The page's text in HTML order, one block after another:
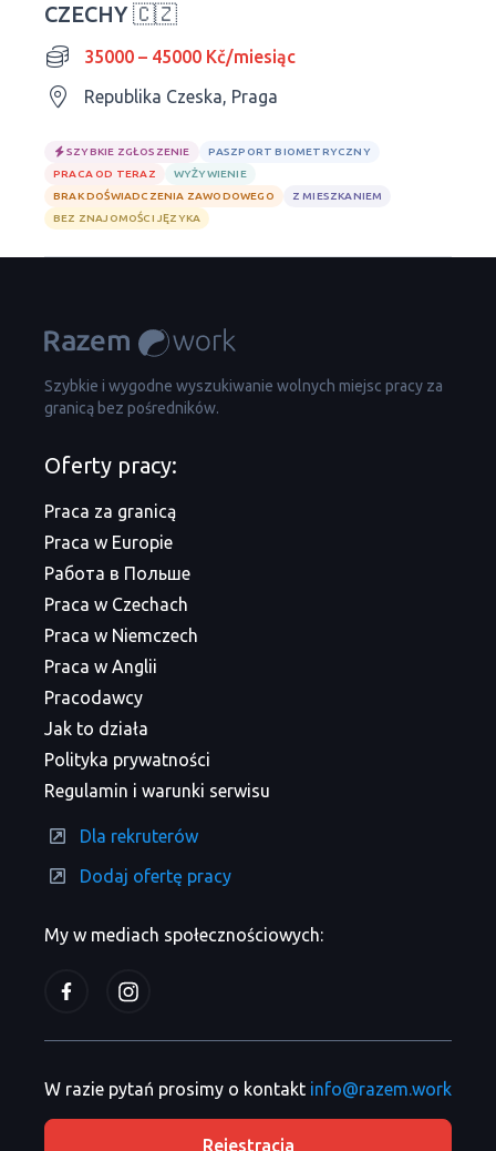
CZECHY 🇨🇿
35000 – 45000 Kč/miesiąc
Republika Czeska, Praga
SZYBKIE ZGŁOSZENIE
PASZPORT BIOMETRYCZNY
PRACA OD TERAZ
WYŻYWIENIE
BRAK DOŚWIADCZENIA ZAWODOWEGO
Z MIESZKANIEM
BEZ ZNAJOMOŚCI JĘZYKA
Szybkie i wygodne wyszukiwanie wolnych miejsc pracy za
granicą bez pośredników.
My w mediach społecznościowych:
Oferty pracy:
Praca za granicą
Praca w Europie
Работа в Польше
Praca w Czechach
Praca w Niemczech
Praca w Anglii
Pracodawcy
Jak to działa
Polityka prywatności
Regulamin i warunki serwisu
Dla rekruterów
Dodaj ofertę pracy
W razie pytań prosimy o kontakt info@razem.work
Rejestracja